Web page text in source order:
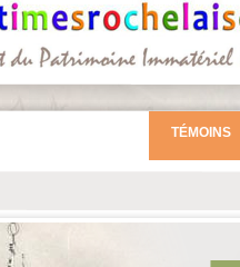
TÉMOINS